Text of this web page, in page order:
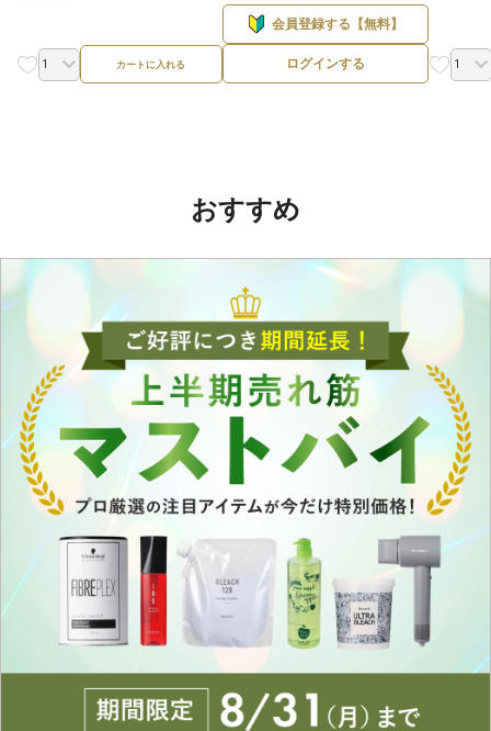
カートに入れる
会員登録する【無料】
ログインする
おすすめ